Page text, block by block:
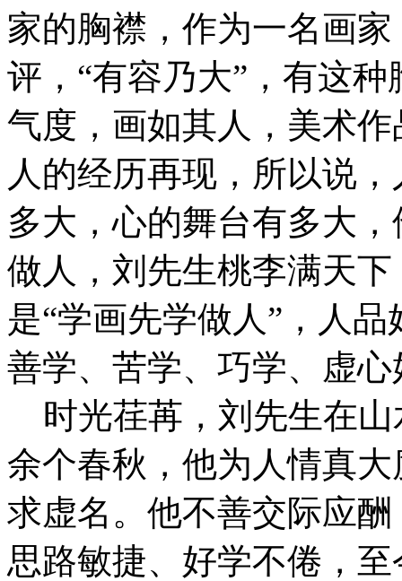
家的胸襟，作为一名画
评，“有容乃大”，有这
气度，画如其人，美术
人的经历再现，所以说
多大，心的舞台有多大
做人，刘先生桃李满天
是“学画先学做人”，人
善学、苦学、巧学、虚心
时光荏苒，刘先生在山
余个春秋，他为人情真
求虚名。他不善交际应
思路敏捷、好学不倦，